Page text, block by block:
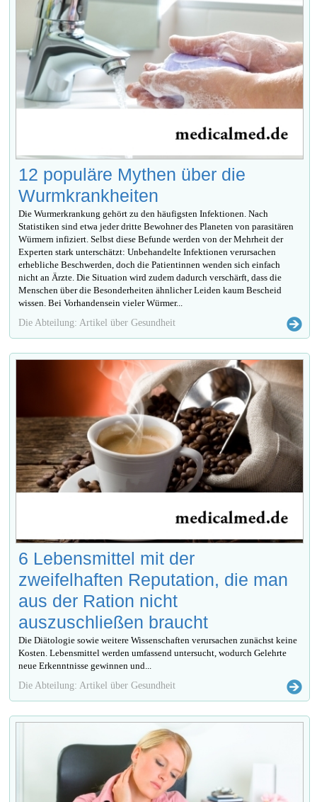
12 populäre Mythen über die
Wurmkrankheiten
Die Wurmerkrankung gehört zu den häufigsten Infektionen. Nach
Statistiken sind etwa jeder dritte Bewohner des Planeten von parasitären
Würmern infiziert. Selbst diese Befunde werden von der Mehrheit der
Experten stark unterschätzt: Unbehandelte Infektionen verursachen
erhebliche Beschwerden, doch die Patientinnen wenden sich einfach
nicht an Ärzte. Die Situation wird zudem dadurch verschärft, dass die
Menschen über die Besonderheiten ähnlicher Leiden kaum Bescheid
wissen. Bei Vorhandensein vieler Würmer...
Die Abteilung: Artikel über Gesundheit
6 Lebensmittel mit der
zweifelhaften Reputation, die man
aus der Ration nicht
auszuschließen braucht
Die Diätologie sowie weitere Wissenschaften verursachen zunächst keine
Kosten. Lebensmittel werden umfassend untersucht, wodurch Gelehrte
neue Erkenntnisse gewinnen und...
Die Abteilung: Artikel über Gesundheit